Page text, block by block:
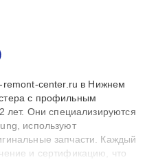
remont-center.ru в Нижнем
с профильным
лет. Они специализируются
используют
запчасти. Каждый
и сертификацию, что